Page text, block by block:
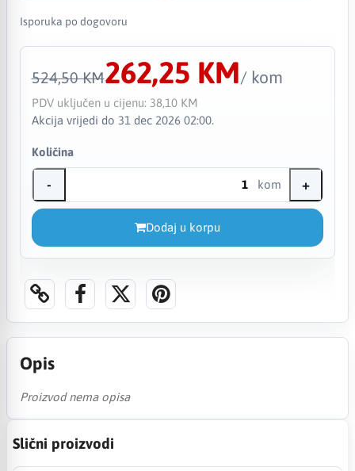
Isporuka po dogovoru
524,50 KM262,25 KM/ kom
PDV uključen u cijenu: 38,10 KM
Akcija vrijedi do 31 dec 2026 02:00.
Količina
- kom +
Dodaj u korpu
Opis
Proizvod nema opisa
Slični proizvodi